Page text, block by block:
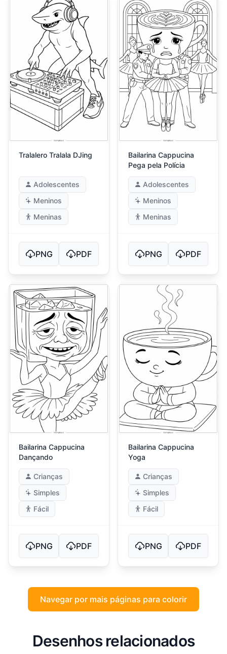
Tralalero Tralala DJing
Adolescentes
Meninos
Meninas
PNG PDF
Bailarina Cappucina
Pega pela Polícia
Adolescentes
Meninos
Meninas
PNG PDF
Bailarina Cappucina
Dançando
Crianças
Simples
Fácil
PNG PDF
Bailarina Cappucina
Yoga
Crianças
Simples
Fácil
PNG PDF
Navegar por mais páginas para colorir
Desenhos relacionados